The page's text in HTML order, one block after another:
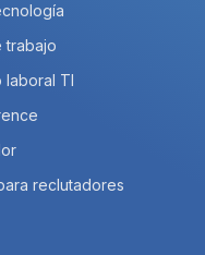
trabajo
laboral TI
reclutadores